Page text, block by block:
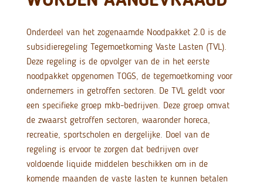
Onderdeel van het zogenaamde Noodpakket 2.0 is de
subsidieregeling Tegemoetkoming Vaste Lasten (TVL).
Deze regeling is de opvolger van de in het eerste
noodpakket opgenomen TOGS, de tegemoetkoming voor
ondernemers in getroffen sectoren. De TVL geldt voor
een specifieke groep mkb-bedrijven. Deze groep omvat
de zwaarst getroffen sectoren, waaronder horeca,
recreatie, sportscholen en dergelijke. Doel van de
regeling is ervoor te zorgen dat bedrijven over
voldoende liquide middelen beschikken om in de
komende maanden de vaste lasten te kunnen betalen